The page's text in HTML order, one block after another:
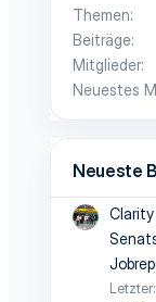
Themen
Beiträge
Mitglieder
Neuestes
Neueste